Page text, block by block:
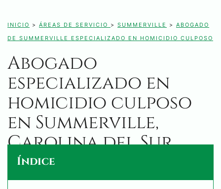
INICIO > ÁREAS DE SERVICIO > SUMMERVILLE > ABOGADO
DE SUMMERVILLE ESPECIALIZADO EN HOMICIDIO CULPOSO
Abogado
especializado en
homicidio culposo
en Summerville,
Carolina del Sur
Índice